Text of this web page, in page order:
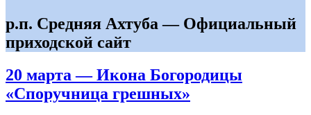
р.п. Средняя Ахтуба — Официальный
приходской сайт
20 марта — Икона Богородицы
«Споручница грешных»